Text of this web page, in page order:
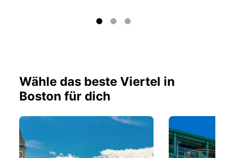
Wähle das beste Viertel in
Boston für dich